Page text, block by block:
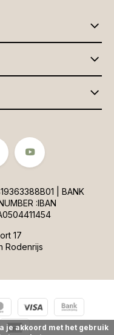
17
Rodenrijs
| BANK
:IBAN
je akkoord met het gebruik